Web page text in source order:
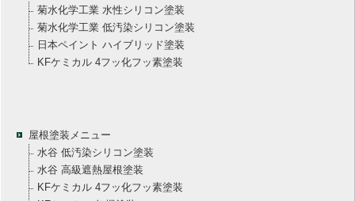
菊水化学工業 水性シリコン塗装
菊水化学工業 低汚染シリコン塗装
日本ペイント ハイブリッド塗装
KFケミカル 4フッ化フッ素塗装
屋根塗装メニュー
水谷 低汚染シリコン塗装
水谷 高級遮熱屋根塗装
KFケミカル 4フッ化フッ素塗装